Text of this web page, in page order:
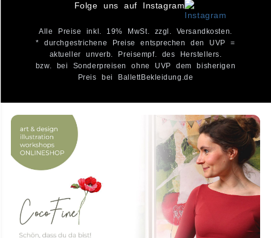
Folge uns auf Instagram
Alle Preise inkl. 19% MwSt. zzgl. Versandkosten.
* durchgestrichene Preise entsprechen den UVP =
aktueller unverb. Preisempf. des Herstellers.
bzw. bei Sonderpreisen ohne UVP dem bisherigen
Preis bei BallettBekleidung.de